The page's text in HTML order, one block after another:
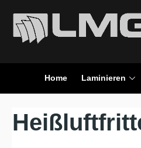
Zur Suche springen
Home Laminieren